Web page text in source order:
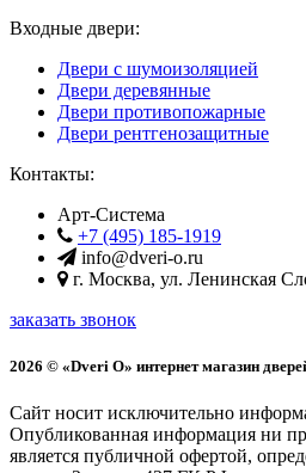
Входные двери:
Двери с шумоизоляцией
Двери деревянные
Двери противопожарные
Двери рентгенозащитные
Контакты:
Арт-Система
+7 (495) 185-1919
info@dveri-o.ru
г. Москва, ул. Ленинская
заказать звонок
2026 © «Dveri O» интернет магазин
Сайт носит исключительно
Опубликованная информация ни
является публичной офертой,